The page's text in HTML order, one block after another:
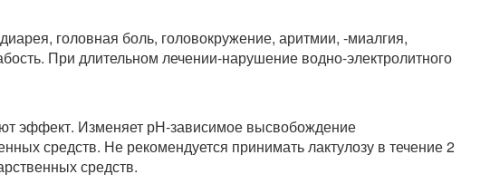
головная боль, головокружение, аритмии, -миалгия,
При длительном лечении-нарушение водно-электролитного
эффект. Изменяет рН-зависимое высвобождение
средств. Не рекомендуется принимать лактулозу в течение 2
средств.